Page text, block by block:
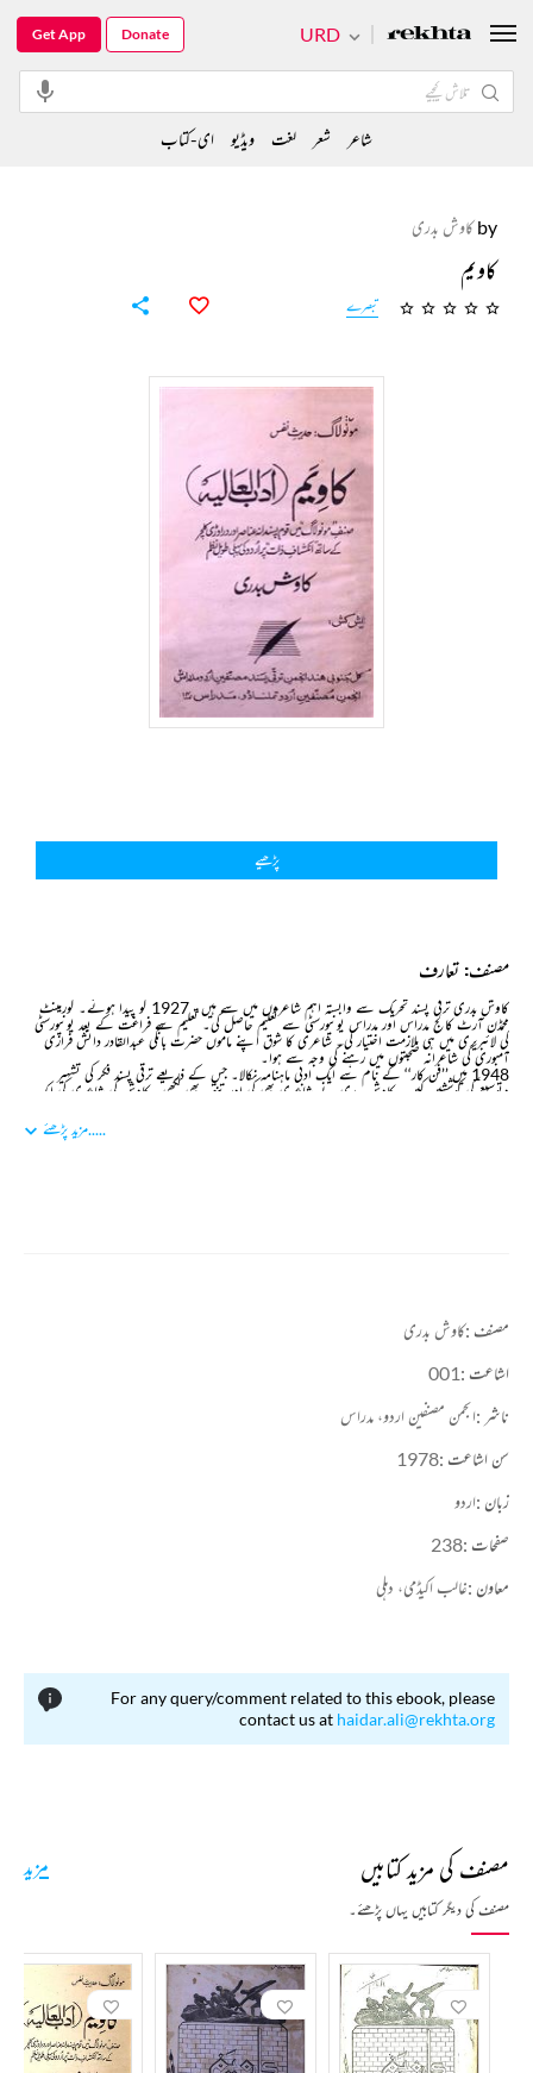
byکاوش بدری
کاویم
تبصرے
پڑھیے
مصنف: تعارف
کاوش بدری ترقی پسند تحریک سے وابستہ اہم شاعروں میں سے ہیں۔ 1927 کو پیدا ہوئے۔ گورمینٹ
محمڈن آرٹ کالج مدراس اور مدراس یونیورسٹی سے تعلیم حاصل کی۔ تعلیم سے فراغت کے بعد یونیورسٹی
کی لائبریری میں ہی ملازمت اختیار کی۔ شاعری کا شوق اپنے ماموں حضرت بانگی عبدالقادر دانش فرازی
آمبوری کی شاعرانہ صحبتوں میں رہنے کی وجہ سے ہوا۔
1948 میں ’’فن کار‘‘ کے نام سے ایک ادبی ماہنامہ نکالا۔ جس کے ذریعے ترقی پسند فکر کی تشہیر
وتوسیع کی کوششیں کیں۔ کاوش بدری نے شاعری بھی کی اور تنقید بھی لکھی۔ کاوش کی شاعری کی ایک
.....مزید پڑھئے
مصنف :کاوش بدری
اشاعت :001
ناشر :انجمن مصنفین اردو، مدراس
سن اشاعت :1978
زبان :اردو
صفحات :238
معاون :غالب اکیڈمی، دہلی
For any query/comment related to this ebook, please
contact us at haidar.ali@rekhta.org
مصنف کی مزید کتابیں
مصنف کی دیگر کتابیں یہاں پڑھئے۔
مزید
URD
Get App Donate
شاعر شعر لغت ویڈیو ای-کتاب